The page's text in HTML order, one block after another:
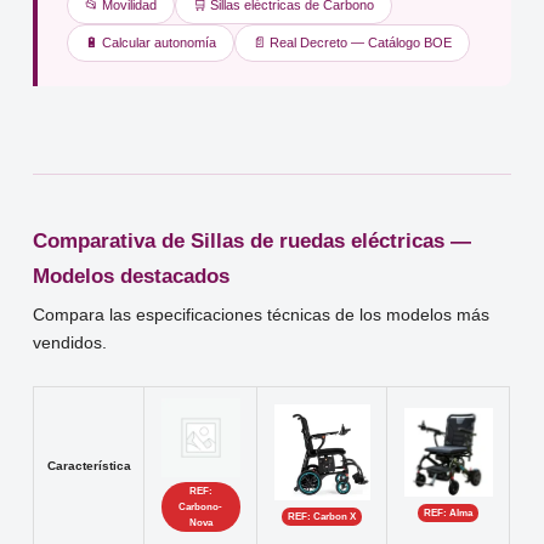
📂 Movilidad 🛒 Sillas eléctricas de Carbono
🔋 Calcular autonomía 📄 Real Decreto — Catálogo BOE
Comparativa de Sillas de ruedas eléctricas —
Modelos destacados
Compara las especificaciones técnicas de los modelos más
vendidos.
Característica
REF:
Carbono-
Nova
REF: Carbon X REF: Alma